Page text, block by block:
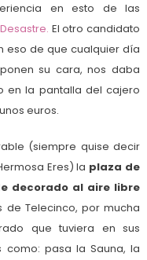
en esto de las
El otro candidato
eso de que cualquier día
su cara, nos daba
en la pantalla del cajero
euros.
(siempre quise decir
Eres) la plaza de
decorado al aire libre
de Telecinco, por mucha
que tuviera en sus
pasa la Sauna, la